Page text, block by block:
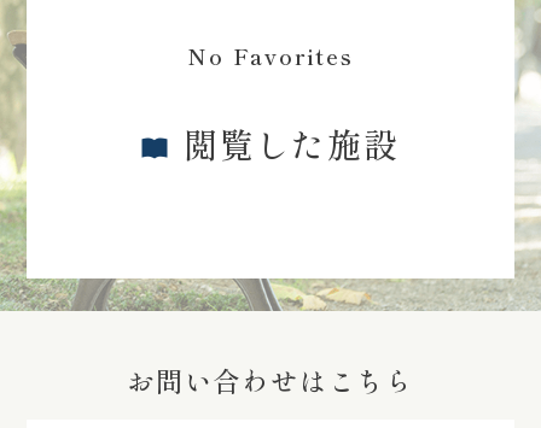
No Favorites
閲覧した施設
お問い合わせはこちら